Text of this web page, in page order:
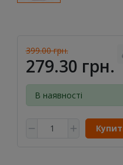
399.00 грн.
279.30 грн.
В наявності